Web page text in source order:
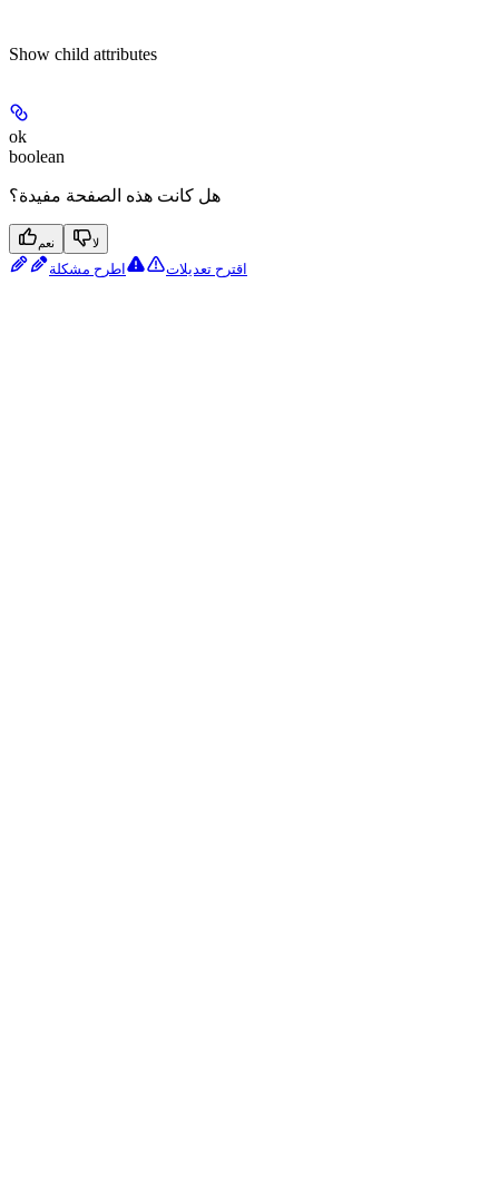
Show child attributes
ok
boolean
هل كانت هذه الصفحة مفيدة؟
نعم لا
اقترح تعديلات اطرح مشكلة